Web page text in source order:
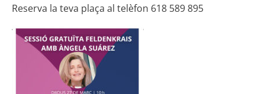
Reserva la teva plaça al telèfon 618 589 895